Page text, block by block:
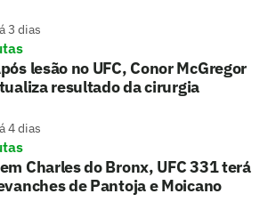
3 dias
lesão no UFC, Conor McGregor
resultado da cirurgia
4 dias
Charles do Bronx, UFC 331 terá
de Pantoja e Moicano